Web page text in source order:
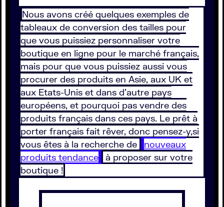
Nous avons créé quelques exemples de
tableaux de conversion des tailles pour
que vous puissiez personnaliser votre
boutique en ligne pour le marché français,
mais pour que vous puissiez aussi vous
procurer des produits en Asie, aux UK et
aux Etats-Unis et dans d’autre pays
européens, et pourquoi pas vendre des
produits français dans ces pays. Le prêt à
porter français fait rêver, donc pensez-y,si
vous êtes à la recherche de
nouveaux
produits tendance
à proposer sur votre
boutique !